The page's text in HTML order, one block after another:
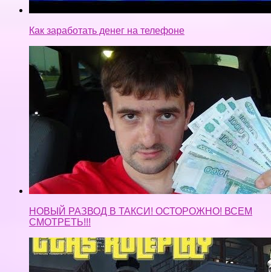
НОВЫЙ РАЗВОД В ТАКСИ! ОСТОРОЖНО! ВСЕМ
СМОТРЕТЬ!!!
GTA 5 RP VMP RolePlay Начало Как заработать
новичку